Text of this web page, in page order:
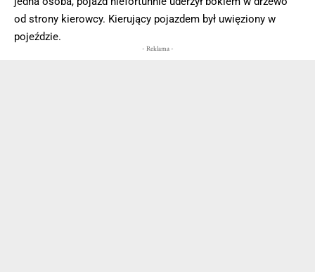
od strony kierowcy. Kierujący pojazdem był uwięziony w
pojeździe.
- Reklama -